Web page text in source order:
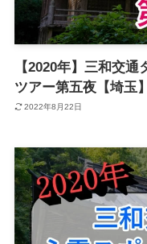
【2020年】三和交
ツアー第五夜【埼玉】
2022年8月22日